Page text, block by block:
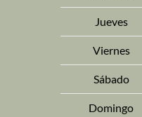
Jueves
Viernes
Sábado
Domingo